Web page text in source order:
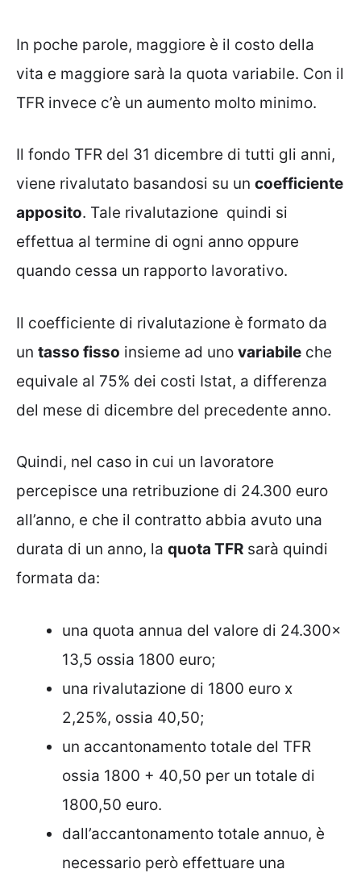
In poche parole, maggiore è il costo della
vita e maggiore sarà la quota variabile. Con il
TFR invece c’è un aumento molto minimo.
Il fondo TFR del 31 dicembre di tutti gli anni,
viene rivalutato basandosi su un coefficiente
apposito. Tale rivalutazione quindi si
effettua al termine di ogni anno oppure
quando cessa un rapporto lavorativo.
Il coefficiente di rivalutazione è formato da
un tasso fisso insieme ad uno variabile che
equivale al 75% dei costi Istat, a differenza
del mese di dicembre del precedente anno.
Quindi, nel caso in cui un lavoratore
percepisce una retribuzione di 24.300 euro
all’anno, e che il contratto abbia avuto una
durata di un anno, la quota TFR sarà quindi
formata da:
una quota annua del valore di 24.300x
13,5 ossia 1800 euro;
una rivalutazione di 1800 euro x
2,25%, ossia 40,50;
un accantonamento totale del TFR
ossia 1800 + 40,50 per un totale di
1800,50 euro.
dall’accantonamento totale annuo, è
necessario però effettuare una